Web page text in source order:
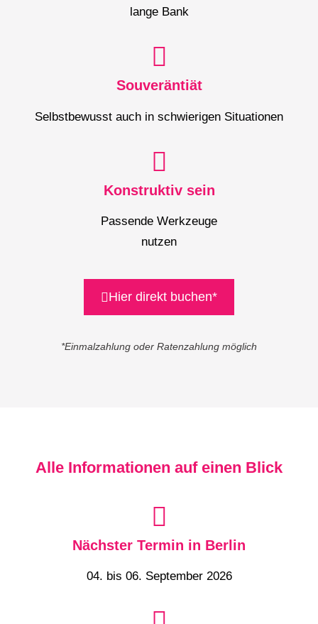
lange Bank
Souveräntiät
Selbstbewusst auch in schwierigen Situationen
Konstruktiv sein
Passende Werkzeuge
nutzen
Hier direkt buchen*
*Einmalzahlung oder Ratenzahlung möglich
Alle Informationen auf einen Blick
Nächster Termin in Berlin
04. bis 06. September 2026